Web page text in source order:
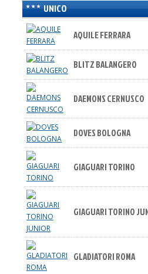
UNICO
AQUILE FERRARA
BLITZ BALANGERO
DAEMONS CERNUSCO
DOVES BOLOGNA
GIAGUARI TORINO
GIAGUARI TORINO
GLADIATORI ROMA